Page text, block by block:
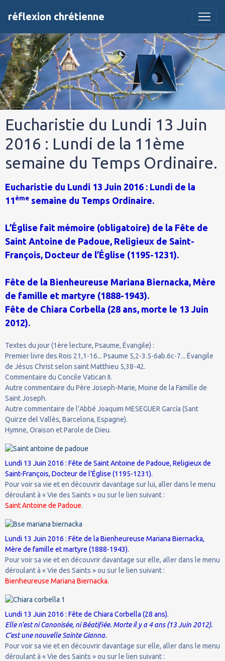
réflexion chrétienne
Eucharistie du Lundi 13 Juin
2016 : Lundi de la 11ème
semaine du Temps Ordinaire.
Eucharistie du Lundi 13 Juin 2016 : Lundi de la
11ème semaine du Temps Ordinaire.
L’Église fait mémoire (obligatoire) de la Fête de
Saint Antoine de Padoue, Religieux de Saint-
François, Docteur de l’Église (1195-1231).
Fête de la Bienheureuse Mariana Biernacka, Mère
de famille et martyre (1888-1943).
Fête de Chiara Corbella (28 ans, morte le 13 Juin
2012).
Textes du jour (1ère lecture, Psaume, Évangile) :
Premier livre des Rois 21,1-16... Psaume 5,2-3.5-6ab.6c-7... Évangile
de Jésus Christ selon saint Matthieu 5,38-42.
Commentaire du Concile Vatican II.
Autre commentaire du Père Joseph-Marie, Moine de la Famille de
Saint Joseph.
Autre commentaire de l’Abbé Joaquim MESEGUER García (Sant
Quirze del Vallès, Barcelona, Espagne).
Hymne, Oraison et Parole de Dieu.
Lundi 13 Juin 2016 : Fête de Saint Antoine de Padoue, Religieux de
Saint-François, Docteur de l’Église (1195-1231).
Pour voir sa vie et en découvrir davantage sur lui, aller dans le menu
déroulant à « Vie des Saints » ou sur le lien suivant :
Saint Antoine de Padoue.
Lundi 13 Juin 2016 : Fête de la Bienheureuse Mariana Biernacka,
Mère de famille et martyre (1888-1943).
Pour voir sa vie et en découvrir davantage sur elle, aller dans le menu
déroulant à « Vie des Saints » ou sur le lien suivant :
Bienheureuse Mariana Biernacka.
Lundi 13 Juin 2016 : Fête de Chiara Corbella (28 ans).
Elle n’est ni Canonisée, ni Béatifiée. Morte il y a 4 ans (13 Juin 2012).
C’est une nouvelle Sainte Gianna.
Pour voir sa vie et en découvrir davantage sur elle, aller dans le menu
déroulant à « Vie des Saints » ou sur le lien suivant :